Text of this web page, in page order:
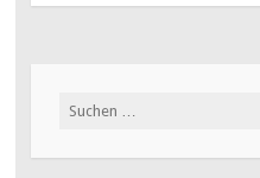
Suchen